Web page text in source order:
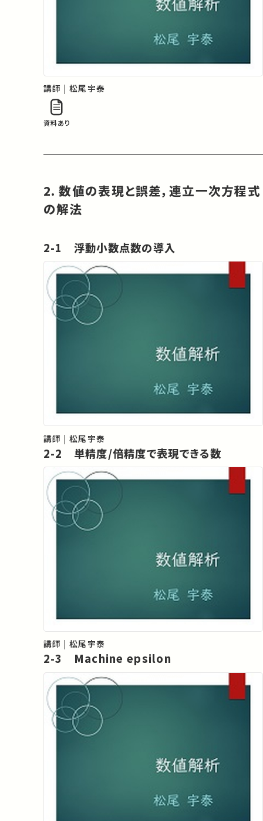
講師 | 松尾宇泰
資料あり
2. 数値の表現と誤差，連立一次方程式
の解法
2-1 浮動小数点数の導入
講師 | 松尾宇泰
2-2 単精度/倍精度で表現できる数
講師 | 松尾宇泰
2-3 Machine epsilon